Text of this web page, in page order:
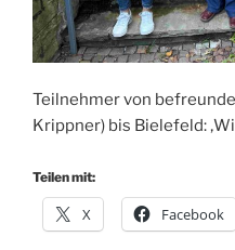
Teilnehmer von
Krippner) bis Bielefeld:
Teilen mit:
X Facebook